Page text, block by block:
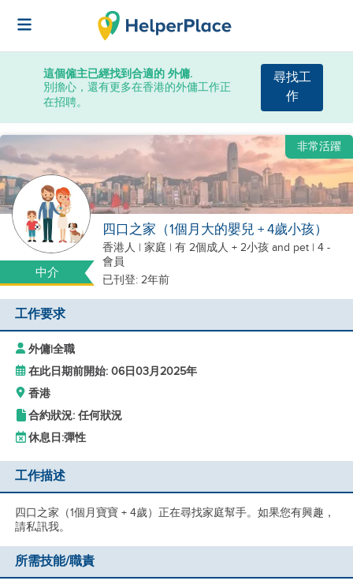
這個僱主已經找到合適的 外傭.
別擔心，還有更多在香港的外傭工作正
在招聘。
尋找工
作
中介
非常活躍
四口之家（1個月大的嬰兒 + 4歲小孩）
香港人 | 家庭 | 有 2個成人 + 2小孩 and pet | 4 -
會員
已刊登: 2年前
工作要求
外傭|全職
在此日期前開始: 06日03月2025年
香港
合約狀況: 任何狀況
休息日:彈性
工作描述
四口之家（1個月寶寶 + 4歲）正在尋找家庭幫手。如果您有興趣，
請私訊我。
所需技能/職責